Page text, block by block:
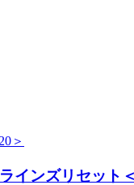
インズリセット